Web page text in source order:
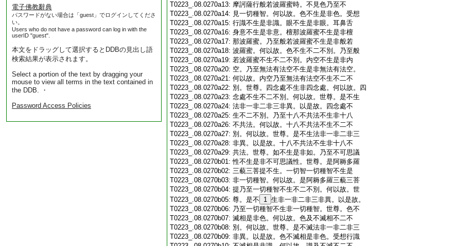
電子佛教辭典
パスワードがない場合は「guest」でログインしてくださ
い。
Users who do not have a password can log in with the
userID "guest".
本文をドラッグして選択するとDDBの見出し語
検索結果が表示されます。
Select a portion of the text by dragging your
mouse to view all terms in the text contained in
the DDB. ・
Password Access Policies
T0223_.08.0270a13: 摩訶薩行般若波羅蜜時。不見色乃至不
T0223_.08.0270a14: 見一切種智。何以故。色不生是非色。受想
T0223_.08.0270a15: 行識不生是非識。眼不生是非眼。耳鼻舌
T0223_.08.0270a16: 身意不生是非意。檀那波羅蜜不生是非檀
T0223_.08.0270a17: 那波羅蜜。乃至般若波羅蜜不生是非般若
T0223_.08.0270a18: 波羅蜜。何以故。色不生不二不別。乃至般
T0223_.08.0270a19: 若波羅蜜不生不二不別。内空不生是非内
T0223_.08.0270a20: 空。乃至無法有法空不生是非無法有法空。
T0223_.08.0270a21: 何以故。内空乃至無法有法空不生不二不
T0223_.08.0270a22: 別。世尊。四念處不生非四念處。何以故。四
T0223_.08.0270a23: 念處不生不二不別。何以故。世尊。是不生
T0223_.08.0270a24: 法非一非二非三非異。以是故。四念處不
T0223_.08.0270a25: 生不二不別。乃至十八不共法不生非十八
T0223_.08.0270a26: 不共法。何以故。十八不共法不生不二不
T0223_.08.0270a27: 別。何以故。世尊。是不生法非一非二非三
T0223_.08.0270a28: 非異。以是故。十八不共法不生非十八不
T0223_.08.0270a29: 共法。世尊。如不生是非如。乃至不可思議
T0223_.08.0270b01:性不生是非不可思議性。世尊。是阿耨多羅
T0223_.08.0270b02: 三藐三菩提不生。一切智一切種智不生是
T0223_.08.0270b03: 非一切種智。何以故。是阿耨多羅三藐三菩
T0223_.08.0270b04: 提乃至一切種智不生不二不別。何以故。世
T0223_.08.0270b05: 尊。是不 1 生非一非二非三非異。以是故。
T0223_.08.0270b06: 乃至一切種智不生非一切種智。世尊。色不
T0223_.08.0270b07: 滅相是非色。何以故。色及不滅相不二不
T0223_.08.0270b08: 別。何以故。世尊。是不滅法非一非二非三
T0223_.08.0270b09: 非異。以是故。色不滅相是非色。受想行識